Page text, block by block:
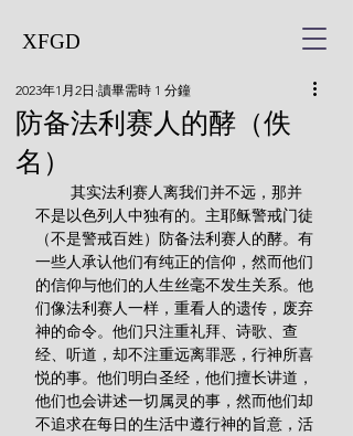
XFGD
防备法利赛人的酵（佚
名）
2023年1月2日 讀畢需時 1 分鐘
不是以色列人中独有的。主耶稣警戒门徒
（不是警戒百姓）防备法利赛人的酵。有
一些人承认他们有纯正的信仰，然而他们
的信仰与他们的人生丝毫不发生关系。他
们像法利赛人一样，重看人的遗传，废弃
神的命令。他们只注重礼拜、诗歌、查
经、听道，却不注重远离罪恶，行神所喜
悦的事。他们明白圣经，他们擅长讲道，
他们也会讲述一切属灵的事，然而他们却
不追求在每日的生活中遵行神的旨意，活